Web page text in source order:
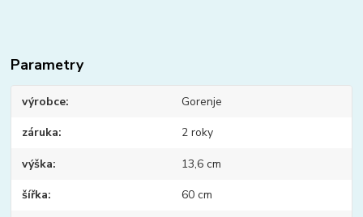
Parametry
výrobce Gorenje
záruka 2 roky
výška 13,6 cm
šířka 60 cm